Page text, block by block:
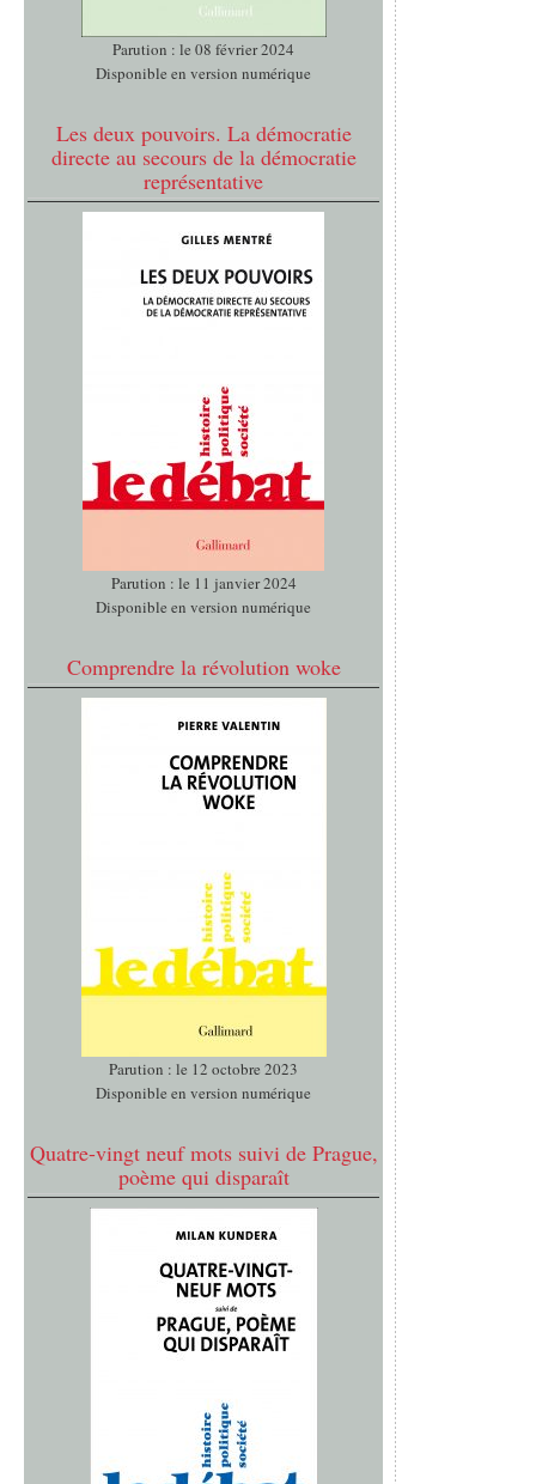
Parution : le 08 février 2024
Disponible en version numérique
Les deux pouvoirs. La démocratie
directe au secours de la démocratie
représentative
Parution : le 11 janvier 2024
Disponible en version numérique
Comprendre la révolution woke
Parution : le 12 octobre 2023
Disponible en version numérique
Quatre-vingt neuf mots suivi de Prague,
poème qui disparaît